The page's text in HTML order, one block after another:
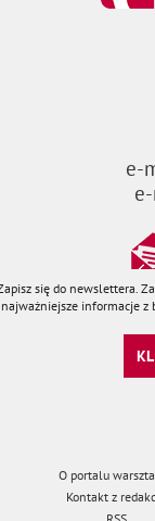
e-
się do newslettera.
najważniejsze informacje z
O portalu
Kontakt z